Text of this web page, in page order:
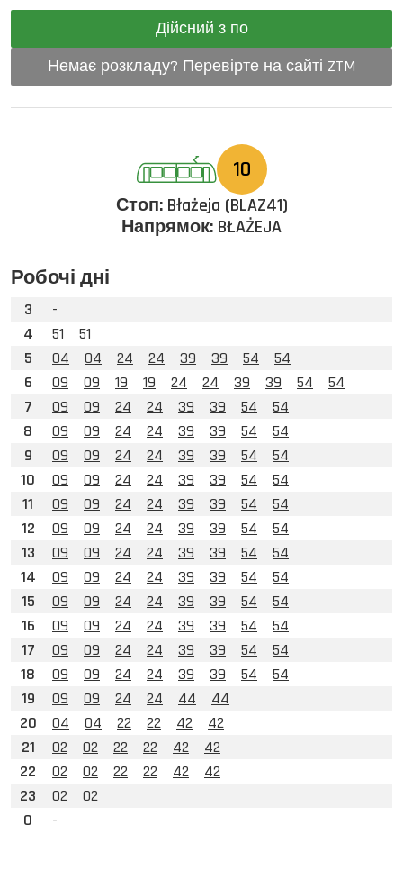
Дійсний з по
Немає розкладу? Перевірте на сайті ZTM
10
Стоп:Błażeja (BLAZ41)
Напрямок: BŁAŻEJA
Робочі дні
3
-
4
51
51
5
04 04 24 24 39 39 54
54
6
09 09 19 19 24 24 39 39 54
54
7
09 09 24 24 39 39 54
54
8
09 09 24 24 39 39 54
54
9
09 09 24 24 39 39 54
54
10
09 09 24 24 39 39 54
54
11
09 09 24 24 39 39 54
54
12
09 09 24 24 39 39 54
54
13
09 09 24 24 39 39 54
54
14
09 09 24 24 39 39 54
54
15
09 09 24 24 39 39 54
54
16
09 09 24 24 39 39 54
54
17
09 09 24 24 39 39 54
54
18
09 09 24 24 39 39 54
54
19
09 09 24 24 44
44
20
04 04 22 22 42
42
21
02 02 22 22 42
42
22
02 02 22 22 42
42
23
02
02
0
-